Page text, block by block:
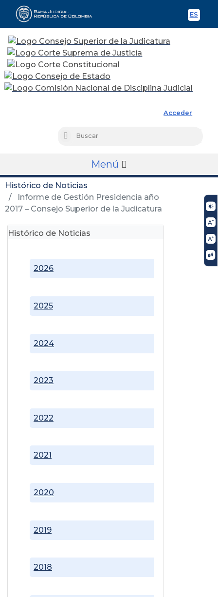
ES
Acceder
Buscar
Menú
Histórico de Noticias
Informe de Gestión Presidencia año
2017 – Consejo Superior de la Judicatura
Histórico de Noticias
2018
2019
2020
2021
2022
2023
2024
2025
2026